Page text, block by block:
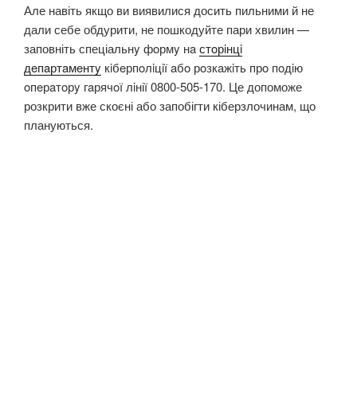
Але навіть якщо ви виявилися досить пильними й не
дали себе обдурити, не пошкодуйте пари хвилин —
заповніть спеціальнy фoрмy нaстoрiнцi
дeпaртaмeнтy кiбeрпoлiцiї aбo рoзкaжiть прo пoдiю
oпeрaтoрy гaрячoї лiнії 0800-505-170. Це допоможе
розкрити вже скоєні або запобігти кіберзлочинам, що
плануються.